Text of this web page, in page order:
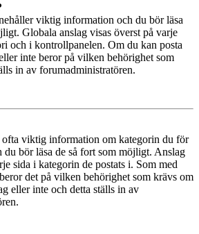
viktig information och du bör läsa
Globala anslag visas överst på varje
och i kontrollpanelen. Om du kan posta
inte beror på vilken behörighet som
in av forumadministratören.
viktig information om kategorin du för
bör läsa de så fort som möjligt. Anslag
sida i kategorin de postats i. Som med
det på vilken behörighet som krävs om
eller inte och detta ställs in av